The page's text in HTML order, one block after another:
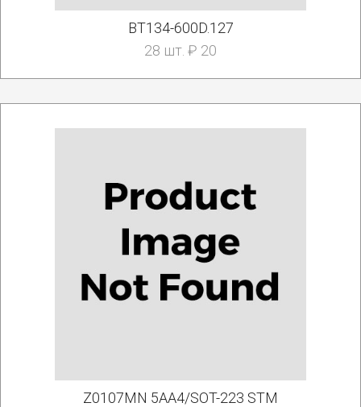
BT134-600D.127
28 шт. ₽ 20
Z0107MN 5AA4/SOT-223 STM